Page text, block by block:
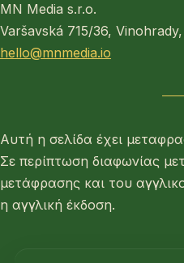
MN Media s.r.o.
Varšavská 715/36,
hello@mnmedia.io
Αυτή η σελίδα έχει
Σε περίπτωση διαφωνίας
μετάφρασης και του
η αγγλική έκδοση.